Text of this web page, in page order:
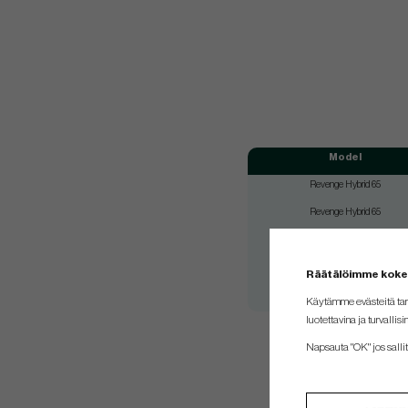
Model
Revenge Hybrid 65
Revenge Hybrid 65
Räätälöimme
Käytämme evästeitä
luotettavina ja
Napsauta "OK" jos